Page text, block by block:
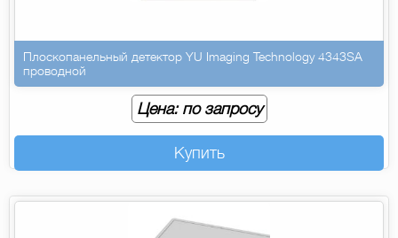
Плоскопанельный детектор YU Imaging Technology 4343SA
проводной
Цена: по запросу
Купить